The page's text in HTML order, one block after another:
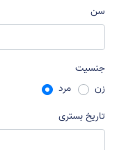
سن
جنسیت
زن
مرد
تاریخ بستری